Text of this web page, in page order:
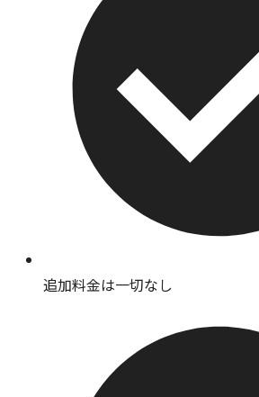
追加料金は一切なし